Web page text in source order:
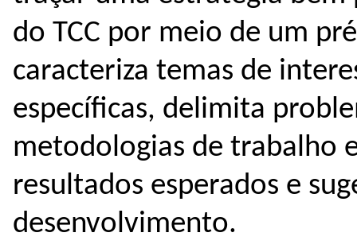
do TCC por meio de um
caracteriza temas de
específicas, delimita
metodologias de trabalho
resultados esperados e
desenvolvimento.